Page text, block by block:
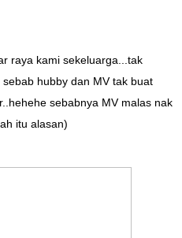
raya kami sekeluarga...tak
hubby dan MV tak buat
sebabnya MV malas nak
itu alasan)